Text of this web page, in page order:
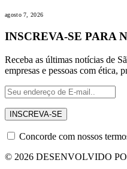
agosto 7, 2026
INSCREVA-SE PARA
Receba as últimas notícias de
empresas e pessoas com ética,
Concorde com nossos
© 2026 DESENVOLVIDO